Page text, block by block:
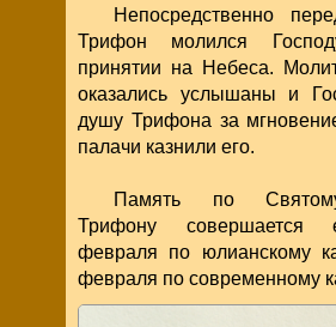
Непосредственно
Трифон молился
принятии на Небеса.
оказались услышаны и
душу Трифона за
палачи казнили его.
Память по
Трифону совершается
февраля по юлианскому
февраля по современному